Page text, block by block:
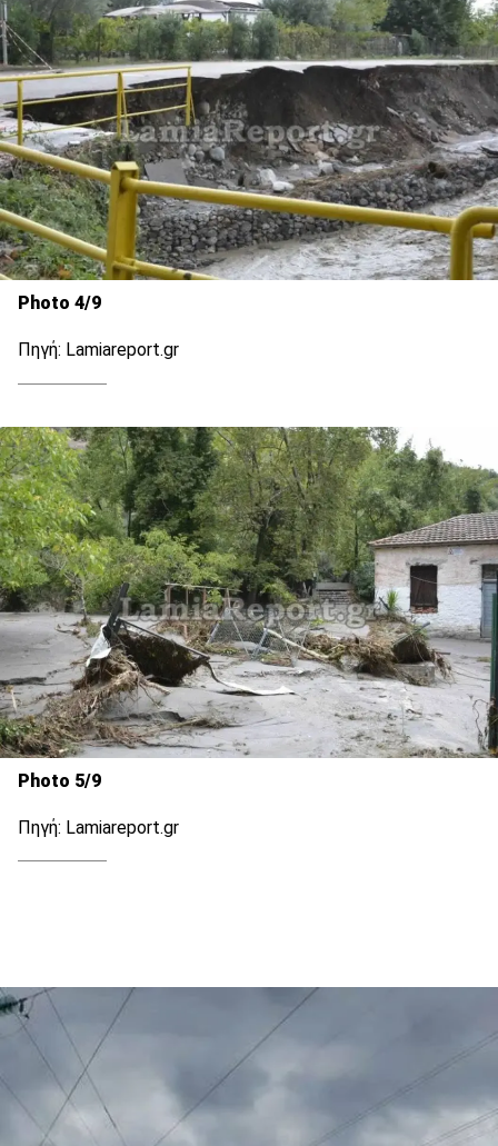
Photo 4/9
Πηγή: Lamiareport.gr
Photo 5/9
Πηγή: Lamiareport.gr